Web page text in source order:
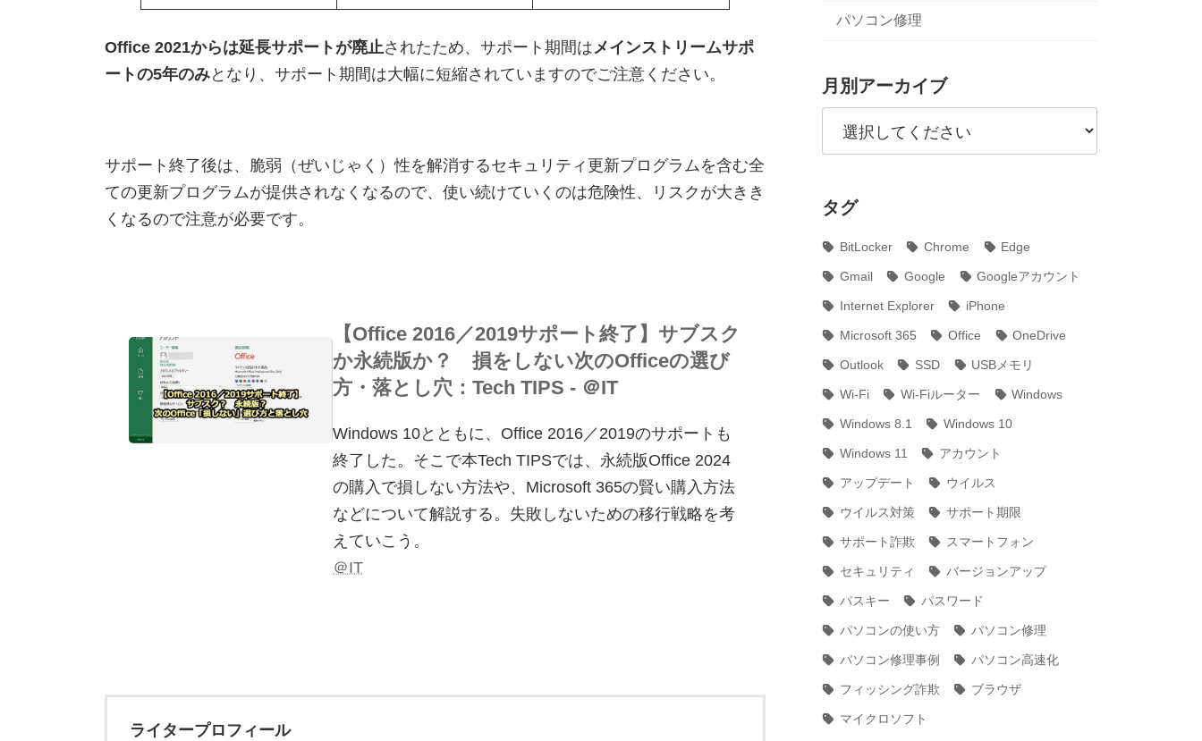
Office 2021からは延長サポートが廃止されたため、サポート期間は メインストリームサポ
ートの5年のみとなり、サポート期間は大幅に短縮されていますのでご注意ください。
サポート終了後は、脆弱（ぜいじゃく）性を解消するセキュリティ更新プログラムを含む全
ての更新プログラムが提供されなくなるので、使い続けていくのは危険性、リスクが大きき
くなるので注意が必要です。
【Office 2016／2019サポート終了】サブスク
か永続版か？ 損をしない次のOfficeの選び
方・落とし穴：Tech TIPS - ＠IT
Windows 10とともに、Office 2016／2019のサポートも
終了した。そこで本Tech TIPSでは、永続版Office 2024
の購入で損しない方法や、Microsoft 365の賢い購入方法
などについて解説する。失敗しないための移行戦略を考
えていこう。
＠IT
ライタープロフィール
パソコン修理
月別アーカイブ
タグ
BitLocker Chrome Edge
Gmail Google Googleアカウント
Internet Explorer iPhone
Microsoft 365 Office OneDrive
Outlook SSD USBメモリ
Wi-Fi Wi-Fiルーター Windows
Windows 8.1 Windows 10
Windows 11 アカウント
アップデート ウイルス
ウイルス対策 サポート期限
サポート詐欺 スマートフォン
セキュリティ バージョンアップ
パスキー パスワード
パソコンの使い方 パソコン修理
パソコン修理事例 パソコン高速化
フィッシング詐欺 ブラウザ
マイクロソフト